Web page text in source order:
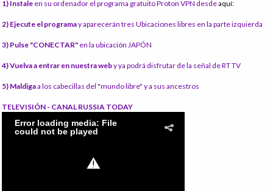
1) Instale en su ordenador el programa gratuito Proton VPN desdeaquí:
2) Ejecute el programay aparecerán tres Ubicaciones libres en la parte izquierda
3) Pulse "CONECTAR" en la ubicación JAPÓN
4) Vuelva a entrar en nuestra weby ya podrá disfrutar de la señal de RT TV
5) Maldigaa los cabecillas del "mundo libre" y a sus ancestros
TELEVISIÓN - CANAL RUSSIA TODAY